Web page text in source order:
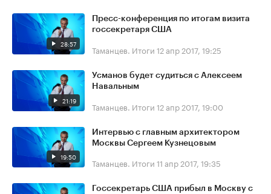
28:57
Пресс-конференция по итогам визита
госсекретаря США
Таманцев. Итоги 12 апр 2017, 19:25
21:19
Усманов будет судиться с Алексеем
Навальным
Таманцев. Итоги 12 апр 2017, 19:00
19:50
Интервью с главным архитектором
Москвы Сергеем Кузнецовым
Таманцев. Итоги 11 апр 2017, 19:35
Госсекретарь США прибыл в Москву с